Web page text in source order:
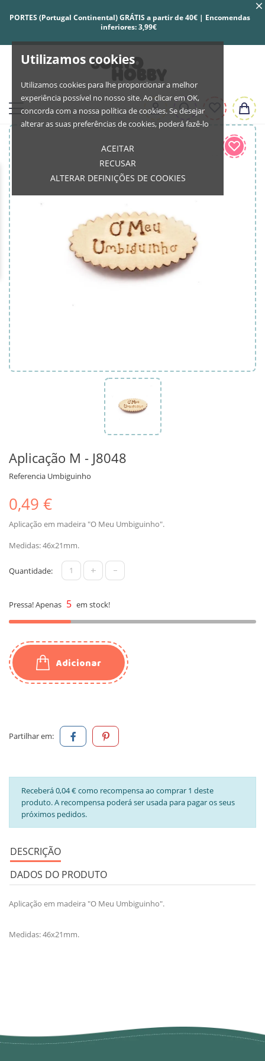
Utilizamos cookies
Utilizamos cookies para lhe proporcionar a melhor
experiência possível no nosso site. Ao clicar em OK,
concorda com a nossa política de cookies. Se desejar
alterar as suas preferências de cookies, poderá fazê-lo
ACEITAR
RECUSAR
ALTERAR DEFINIÇÕES DE COOKIES
PORTES (Portugal Continental) GRÁTIS a partir de 40€ | Encomendas
inferiores: 3,99€
Aplicação M - J8048
Referencia Umbiguinho
0,49 €
Aplicação em madeira "O Meu Umbiguinho".
Medidas: 46x21mm.
Quantidade: + -
Pressa! Apenas 5 em stock!
Adicionar
Partilhar em:
Receberá 0,04 € como recompensa ao comprar 1 deste
produto. A recompensa poderá ser usada para pagar os seus
próximos pedidos.
DESCRIÇÃO
DADOS DO PRODUTO
Aplicação em madeira "O Meu Umbiguinho".
Medidas: 46x21mm.